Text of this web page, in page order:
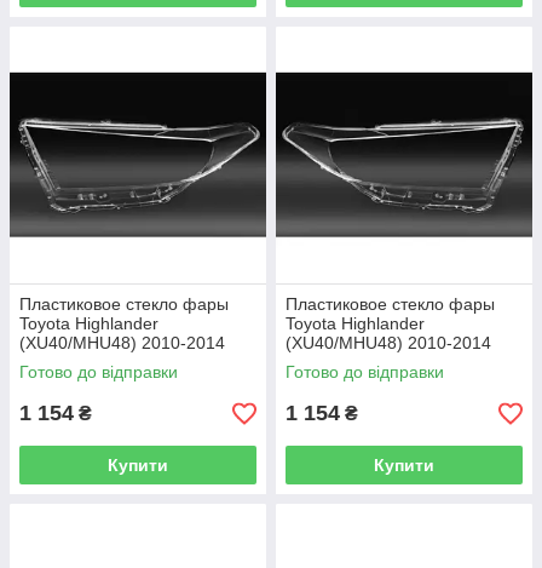
Пластиковое стекло фары
Toyota Highlander
(XU40/MHU48) 2010-2014
левое (водительское)
Готово до відправки
1 154 ₴
Купити
Пластиковое стекло фары
Toyota Highlander
(XU40/MHU48) 2010-2014
правое (пассажирское)
Готово до відправки
1 154 ₴
Купити